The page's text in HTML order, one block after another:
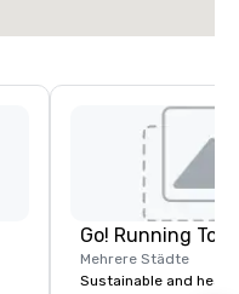
Go! Running
Mehrere Städte
Sustainable and